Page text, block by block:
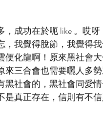
成功在於呃 like 。哎
我覺得脫節，我覺得
化龍啊！原來黑社會
三合會也需要曬人多
社會的，黑社會同愛
真正存在，信則有不